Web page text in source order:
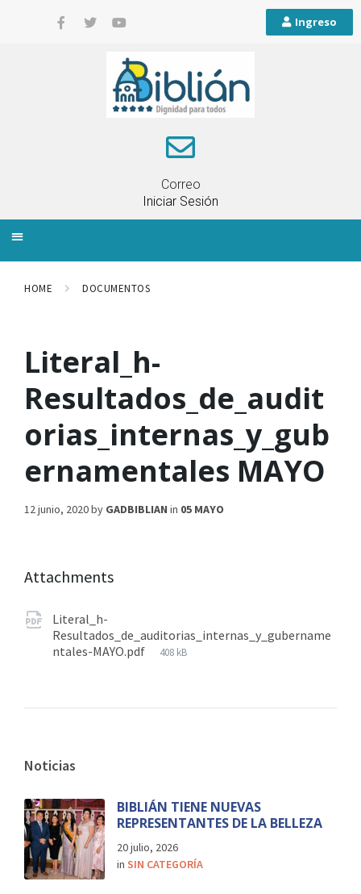
Ingreso
Correo
Iniciar Sesión
HOME DOCUMENTOS
Literal_h-
Resultados_de_audit
orias_internas_y_gub
ernamentales MAYO
12 junio, 2020by GADBIBLIAN in 05 MAYO
Attachments
Literal_h-
Resultados_de_auditorias_internas_y_gubername
ntales-MAYO.pdf
408 kB
Noticias
BIBLIÁN TIENE NUEVAS
REPRESENTANTES DE LA BELLEZA
20 julio, 2026
in SIN CATEGORÍA